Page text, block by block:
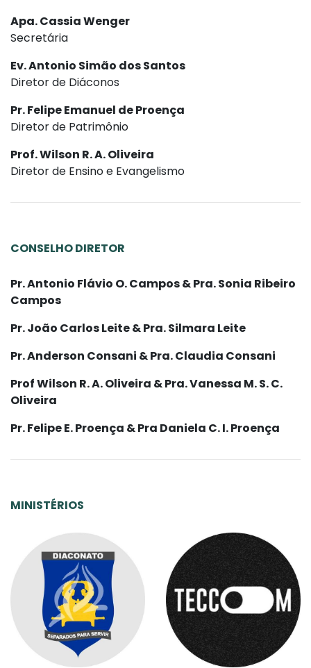
Apa. Cassia Wenger
Secretária
Ev. Antonio Simão dos Santos
Diretor de Diáconos
Pr. Felipe Emanuel de Proença
Diretor de Patrimônio
Prof. Wilson R. A. Oliveira
Diretor de Ensino e Evangelismo
CONSELHO DIRETOR
Pr. Antonio Flávio O. Campos & Pra. Sonia Ribeiro
Campos
Pr. João Carlos Leite & Pra. Silmara Leite
Pr. Anderson Consani & Pra. Claudia Consani
Prof Wilson R. A. Oliveira & Pra. Vanessa M. S. C.
Oliveira
Pr. Felipe E. Proença & Pra Daniela C. I. Proença
MINISTÉRIOS